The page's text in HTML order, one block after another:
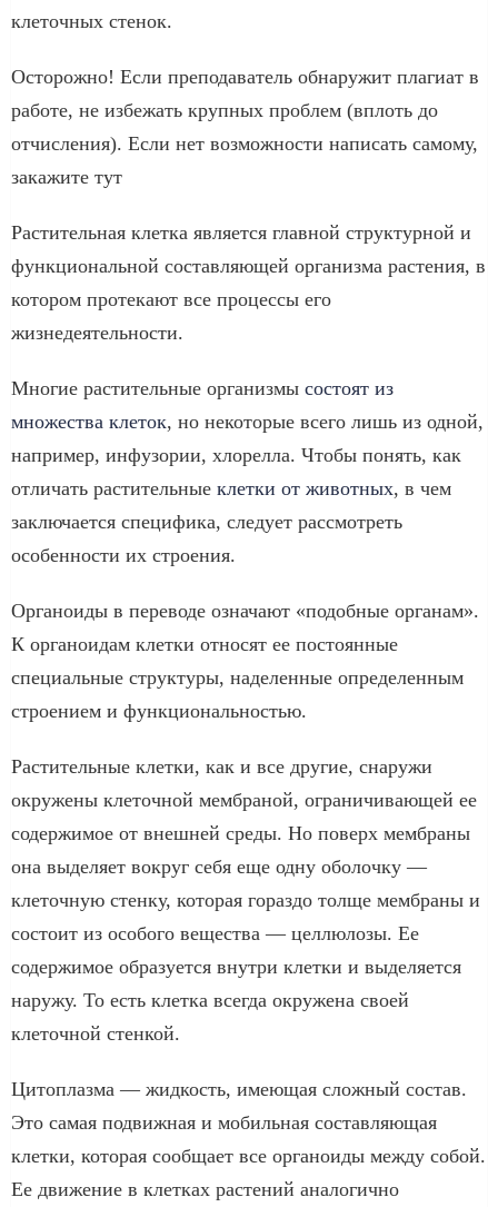
клеточных стенок.
Осторожно! Если преподаватель обнаружит плагиат в
работе, не избежать крупных проблем (вплоть до
отчисления). Если нет возможности написать самому,
закажите тут
Растительная клетка является главной структурной и
функциональной составляющей организма растения, в
котором протекают все процессы его
жизнедеятельности.
Многие растительные организмы состоят из
множества клеток, но некоторые всего лишь из одной,
например, инфузории, хлорелла. Чтобы понять, как
отличать растительные клетки от животных, в чем
заключается специфика, следует рассмотреть
особенности их строения.
Органоиды в переводе означают «подобные органам».
К органоидам клетки относят ее постоянные
специальные структуры, наделенные определенным
строением и функциональностью.
Растительные клетки, как и все другие, снаружи
окружены клеточной мембраной, ограничивающей ее
содержимое от внешней среды. Но поверх мембраны
она выделяет вокруг себя еще одну оболочку —
клеточную стенку, которая гораздо толще мембраны и
состоит из особого вещества — целлюлозы. Ее
содержимое образуется внутри клетки и выделяется
наружу. То есть клетка всегда окружена своей
клеточной стенкой.
Цитоплазма — жидкость, имеющая сложный состав.
Это самая подвижная и мобильная составляющая
клетки, которая сообщает все органоиды между собой.
Ее движение в клетках растений аналогично